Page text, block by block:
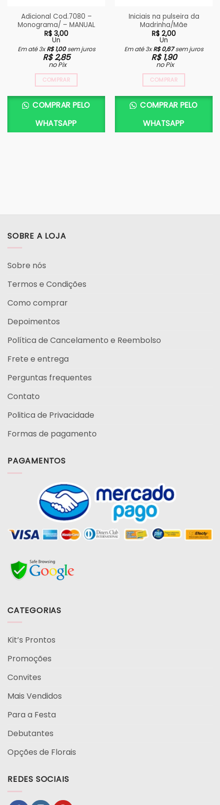
Adicional Cod.7080 –
Monograma/ – MANUAL
R$ 3,00
Un
Em até 3xR$1,00sem juros
R$2,85
no Pix
COMPRAR
COMPRAR PELO
WHATSAPP
Iniciais na pulseira da
Madrinha/Mãe
R$ 2,00
Un
Em até 3xR$0,67sem juros
R$1,90
no Pix
COMPRAR
COMPRAR PELO
WHATSAPP
SOBRE A LOJA
Sobre nós
Termos e Condições
Como comprar
Depoimentos
Política de Cancelamento e Reembolso
Frete e entrega
Perguntas frequentes
Contato
Politica de Privacidade
Formas de pagamento
PAGAMENTOS
CATEGORIAS
Kit’s Prontos
Promoções
Convites
Mais Vendidos
Para a Festa
Debutantes
Opções de Florais
REDES SOCIAIS